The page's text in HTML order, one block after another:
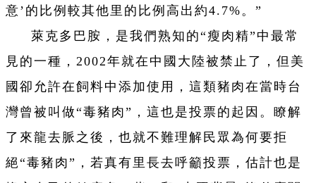
意’的比例較其他里的比例高出約4.7%。”
萊克多巴胺，是我們熟知的“瘦肉精”中最常
見的一種，2002年就在中國大陸被禁止了，但美
國卻允許在飼料中添加使用，這類豬肉在當時台
灣曾被叫做“毒豬肉”，這也是投票的起因。瞭解
了來龍去脈之後，也就不難理解民眾為何要拒
絕“毒豬肉”，若真有里長去呼籲投票，估計也是